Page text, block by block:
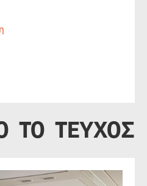
ΤΟ ΤΕΥΧΟΣ